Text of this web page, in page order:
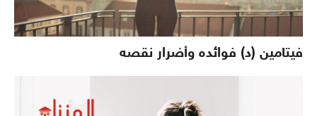
فيتامين (د) فوائده وأضرار نقصه